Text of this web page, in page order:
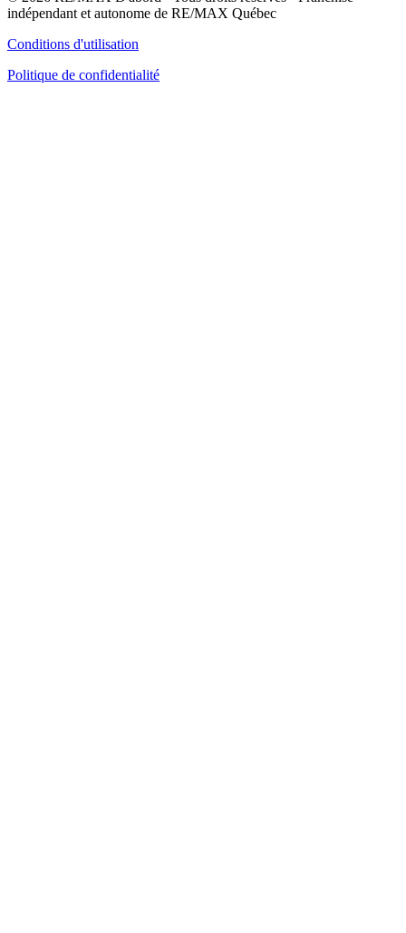
indépendant et autonome de RE/MAX Québec
Conditions d'utilisation
Politique de confidentialité